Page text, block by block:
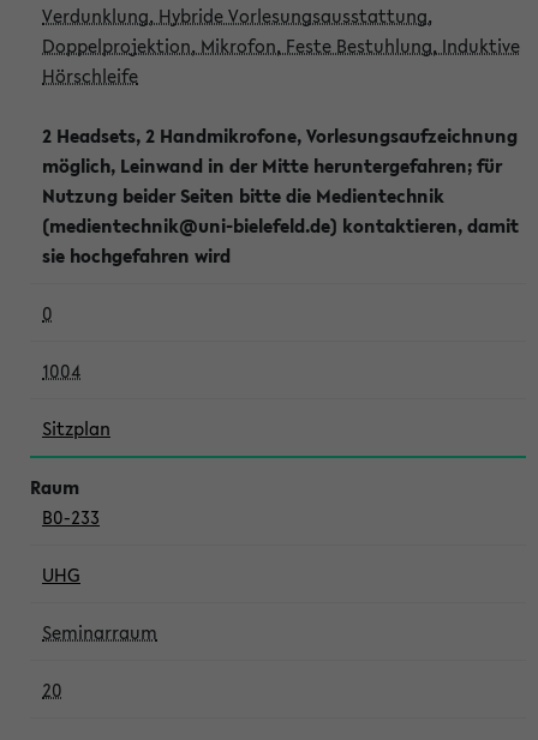
Verdunklung, Hybride Vorlesungsausstattung,
Doppelprojektion, Mikrofon, Feste Bestuhlung, Induktive
Hörschleife
2 Headsets, 2 Handmikrofone, Vorlesungsaufzeichnung
möglich, Leinwand in der Mitte heruntergefahren; für
Nutzung beider Seiten bitte die Medientechnik
(medientechnik@uni-bielefeld.de) kontaktieren, damit
sie hochgefahren wird
0
1004
Sitzplan
B0-233
UHG
Seminarraum
20